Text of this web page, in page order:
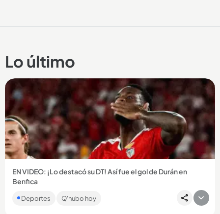
Lo último
EN VIDEO: ¡Lo destacó su DT! Así fue el gol de Durán en
Benfica
El colombiano marcó en el triunfo 6-1 del Benfica ante Hearts
y consiguió su primer gol oficial con el conjunto portugués....
Deportes Q'hubo hoy